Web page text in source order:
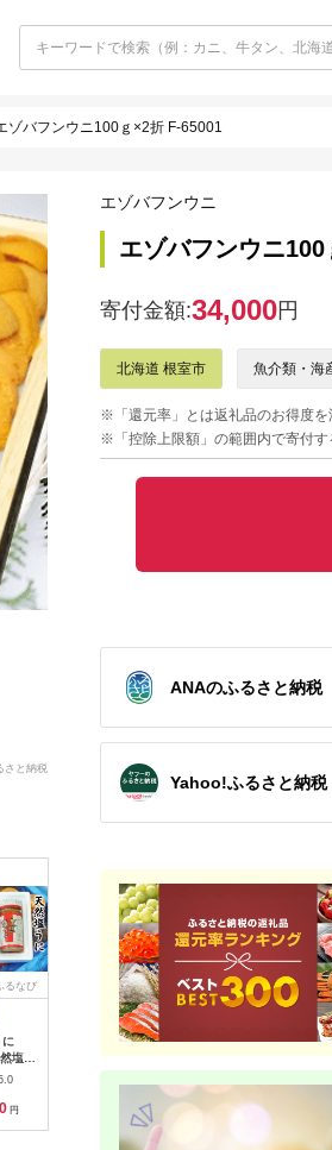
ゾバフンウニ100ｇ×2折 F-65001
さと納税
るなび
に
塩う
円
出典：ふるなび
北海道 江差町
＼水揚げ次第順次出荷
／北海道 江差前浜産
生うに
200g（100g×2パッ
ク）【無添加・みょう
ばん不使用】令和8
年 江差産天然キタム
34,000
出典：ふ
岩手県 大船渡市
潮うに 240g
(120g×2) 冷凍 う
寄付金額:
エゾバフンウニ
エゾバフンウニ
寄付金額:34,000円
北海道 根室市 魚介類・海
※「還元率」とは返礼品のお得度を
※「控除上限額」の範囲内で寄付
ANAのふるさと納税
Yahoo!ふるさと納税